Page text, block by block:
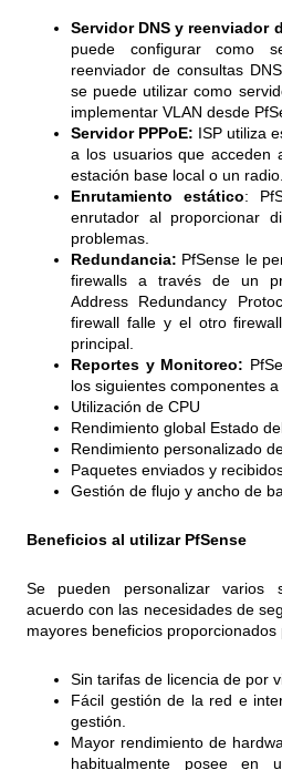
Servidor DNS y reenviador
puede configurar como
reenviador de consultas
se puede utilizar como
implementar VLAN desde
Servidor PPPoE: ISP utiliza
a los usuarios que acceden
estación base local o un radio.
Enrutamiento estático:
enrutador al proporcionar
problemas.
Redundancia: PfSense le
firewalls a través de un
Address Redundancy
firewall falle y el otro
principal.
Reportes y Monitoreo:
los siguientes componentes
Utilización de CPU
Rendimiento global Estado
Rendimiento personalizado
Paquetes enviados y
Gestión de flujo y ancho de
Beneficios al utilizar PfSense
Se pueden personalizar varios
acuerdo con las necesidades de
mayores beneficios proporcionados
Sin tarifas de licencia de por
Fácil gestión de la red e
gestión.
Mayor rendimiento de
habitualmente posee en